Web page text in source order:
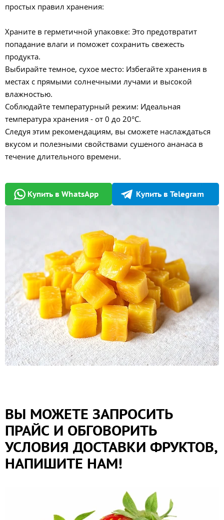
простых правил хранения:
Храните в герметичной упаковке: Это предотвратит
попадание влаги и поможет сохранить свежесть
продукта.
Выбирайте темное, сухое место: Избегайте хранения в
местах с прямыми солнечными лучами и высокой
влажностью.
Соблюдайте температурный режим: Идеальная
температура хранения - от 0 до 20°C.
Следуя этим рекомендациям, вы сможете наслаждаться
вкусом и полезными свойствами сушеного ананаса в
течение длительного времени.
Купить в WhatsApp Купить в Telegram
ВЫ МОЖЕТЕ ЗАПРОСИТЬ
ПРАЙС И ОБГОВОРИТЬ
УСЛОВИЯ ДОСТАВКИ ФРУКТОВ,
НАПИШИТЕ НАМ!